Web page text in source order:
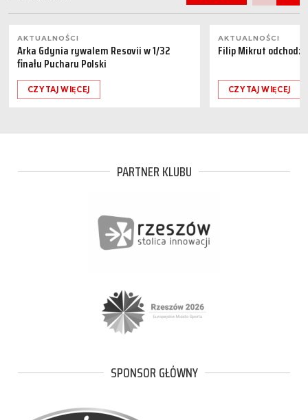
AKTUALNOŚCI
Arka Gdynia rywalem Resovii w 1/32
finału Pucharu Polski
CZYTAJ WIĘCEJ
AKTUALNOŚCI
Filip Mikrut
CZYTAJ WIĘCEJ
PARTNER KLUBU
SPONSOR GŁÓWNY